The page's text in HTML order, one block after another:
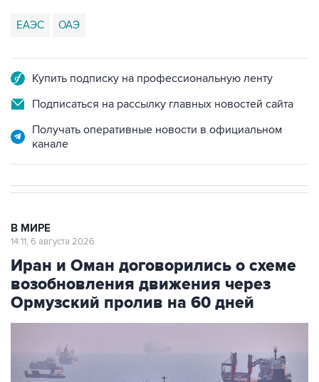
ЕАЭС ОАЭ
Купить подписку на профессиональную ленту
Подписаться на рассылку главных новостей сайта
Получать оперативные новости в официальном
канале
В МИРЕ
14:11, 6 августа 2026
Иран и Оман договорились о схеме
возобновления движения через
Ормузский пролив на 60 дней